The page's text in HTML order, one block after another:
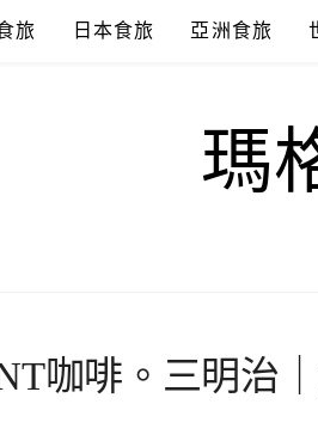
旅 日本食旅 亞洲食旅
瑪
咖啡。三明治